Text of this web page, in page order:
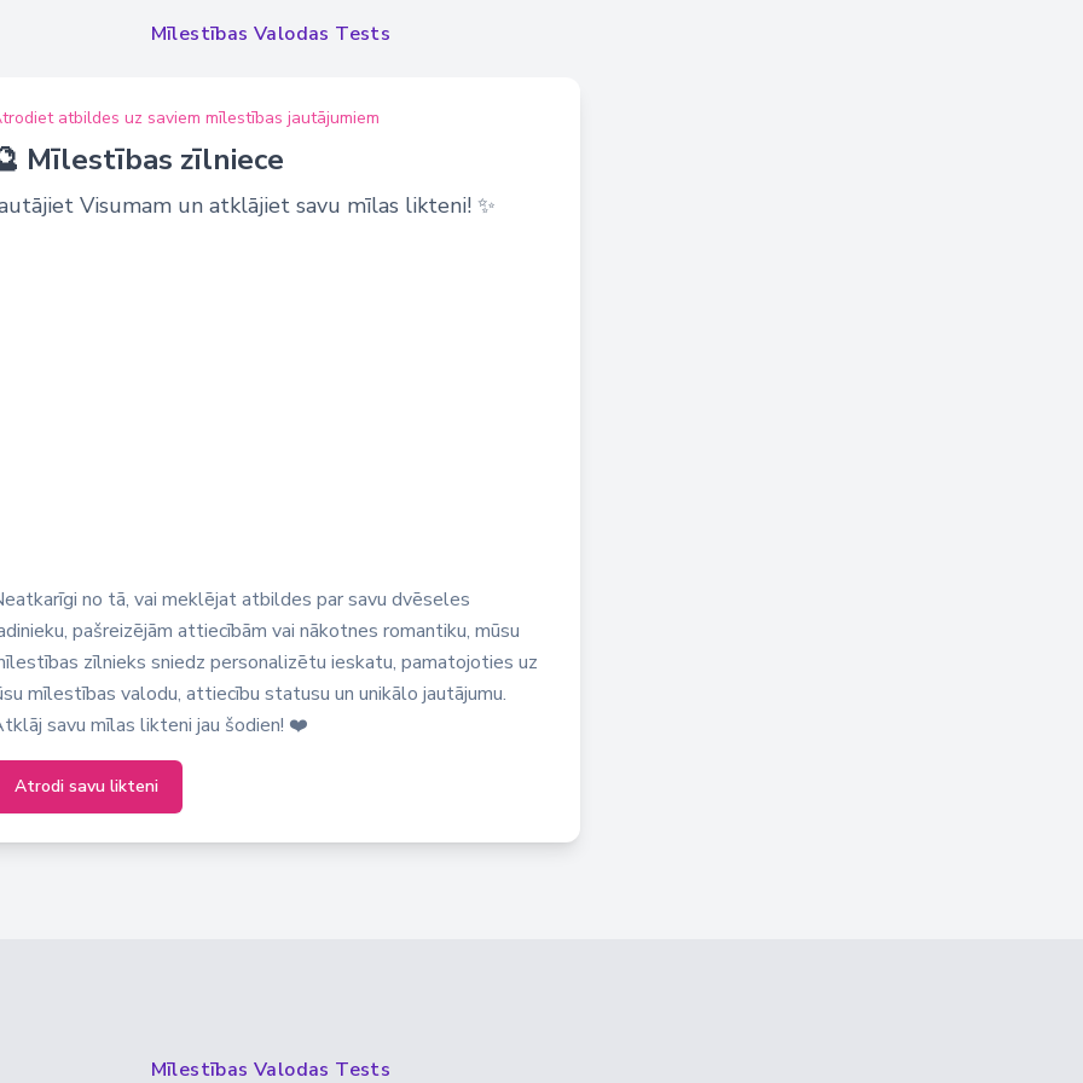
Mīlestības Valodas Tests
atbildes uz saviem mīlestības jautājumiem
Mīlestības zīlniece
Visumam un atklājiet savu mīlas likteni! ✨
no tā, vai meklējat atbildes par savu dvēseles
pašreizējām attiecībām vai nākotnes romantiku, mūsu
zīlnieks sniedz personalizētu ieskatu, pamatojoties uz
mīlestības valodu, attiecību statusu un unikālo jautājumu.
savu mīlas likteni jau šodien! ❤️
Atrodi savu likteni
Mīlestības Valodas Tests